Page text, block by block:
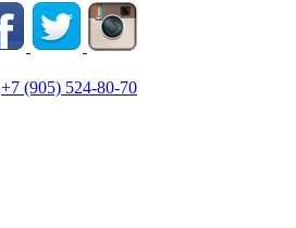
+7 (905) 524-80-70